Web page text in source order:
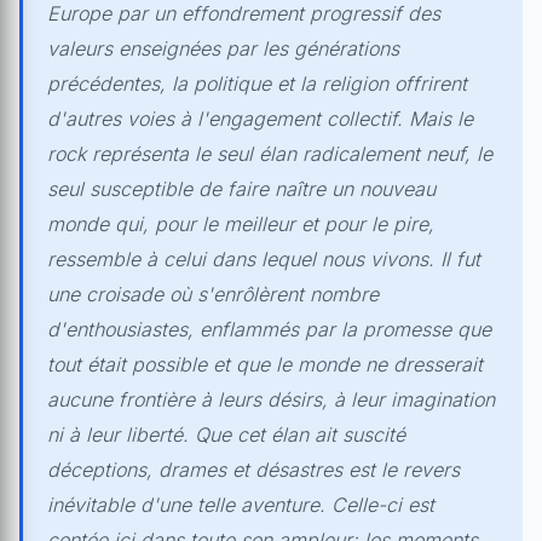
Europe par un effondrement progressif des
valeurs enseignées par les générations
précédentes, la politique et la religion offrirent
d'autres voies à l'engagement collectif. Mais le
rock représenta le seul élan radicalement neuf, le
seul susceptible de faire naître un nouveau
monde qui, pour le meilleur et pour le pire,
ressemble à celui dans lequel nous vivons. Il fut
une croisade où s'enrôlèrent nombre
d'enthousiastes, enflammés par la promesse que
tout était possible et que le monde ne dresserait
aucune frontière à leurs désirs, à leur imagination
ni à leur liberté. Que cet élan ait suscité
déceptions, drames et désastres est le revers
inévitable d'une telle aventure. Celle-ci est